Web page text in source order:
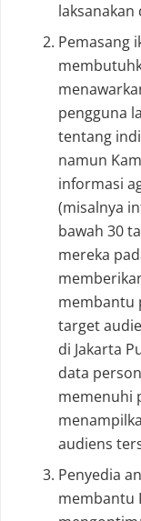
laksanakan
Pemasang
pengguna
tentang
namun
informasi
(misalnya
bawah 30
mereka
membantu
target
di Jakarta
data
memenuhi
audiens
Penyedia
membantu